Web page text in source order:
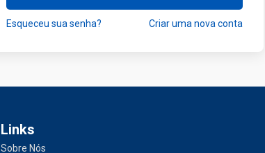
Esqueceu sua senha? Criar uma nova conta
Links
Sobre Nós